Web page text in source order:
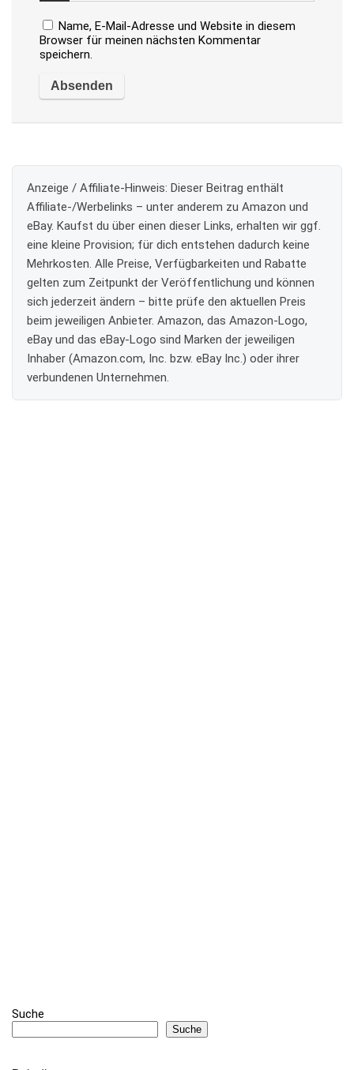
Name, E-Mail-Adresse und Website in diesem
Browser für meinen nächsten Kommentar
speichern.
Anzeige / Affiliate-Hinweis: Dieser Beitrag enthält
Affiliate-/Werbelinks – unter anderem zu Amazon und
eBay. Kaufst du über einen dieser Links, erhalten wir ggf.
eine kleine Provision; für dich entstehen dadurch keine
Mehrkosten. Alle Preise, Verfügbarkeiten und Rabatte
gelten zum Zeitpunkt der Veröffentlichung und können
sich jederzeit ändern – bitte prüfe den aktuellen Preis
beim jeweiligen Anbieter. Amazon, das Amazon-Logo,
eBay und das eBay-Logo sind Marken der jeweiligen
Inhaber (Amazon.com, Inc. bzw. eBay Inc.) oder ihrer
verbundenen Unternehmen.
Suche
Suche